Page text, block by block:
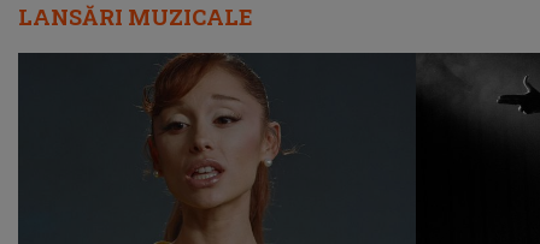
LANSĂRI MUZICALE